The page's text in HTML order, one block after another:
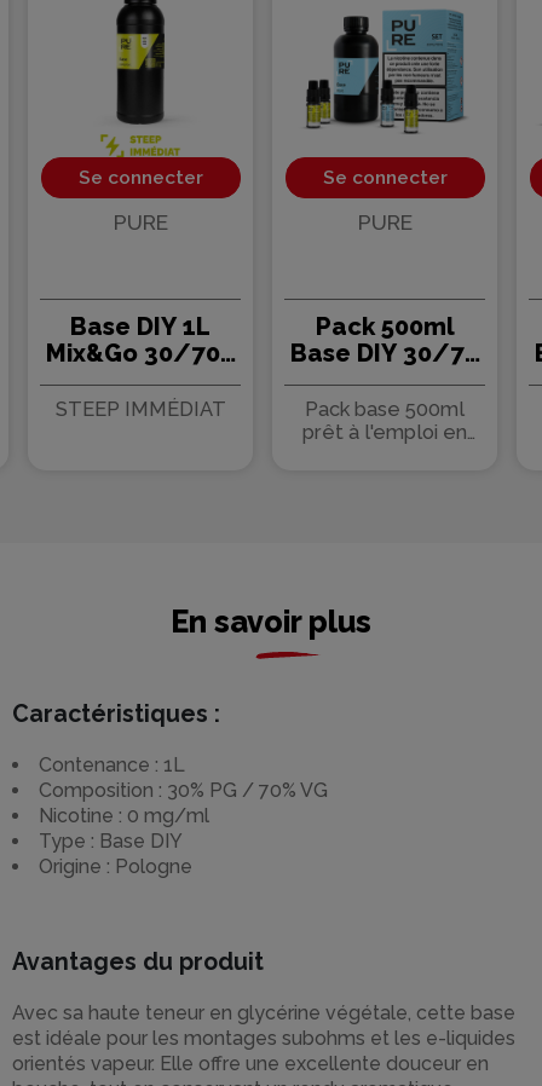
Se connecter
PURE
Base DIY 1L
Mix&Go 30/70 -
PURE
STEEP IMMÉDIAT
Se connecter
PURE
Pack 500ml
Base DIY 30/70
- PURE
Pack base 500ml
prêt à l'emploi en
En savoir plus
Caractéristiques :
Contenance : 1L
Composition : 30% PG / 70% VG
Nicotine : 0 mg/ml
Type : Base DIY
Origine : Pologne
Avantages du produit
Avec sa haute teneur en glycérine végétale, cette base
est idéale pour les montages subohms et les e-liquides
orientés vapeur. Elle offre une excellente douceur en